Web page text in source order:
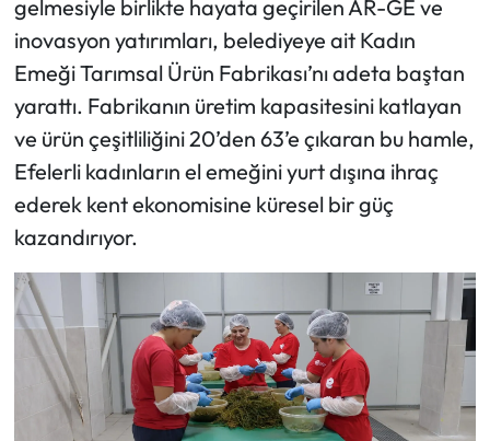
gelmesiyle birlikte hayata geçirilen AR-GE ve
inovasyon yatırımları, belediyeye ait Kadın
Emeği Tarımsal Ürün Fabrikası’nı adeta baştan
yarattı. Fabrikanın üretim kapasitesini katlayan
ve ürün çeşitliliğini 20’den 63’e çıkaran bu hamle,
Efelerli kadınların el emeğini yurt dışına ihraç
ederek kent ekonomisine küresel bir güç
kazandırıyor.